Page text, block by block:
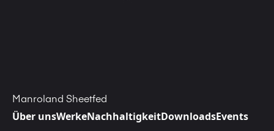
Manroland Sheetfed
Über unsWerkeNachhaltigkeitDownloadsEvents